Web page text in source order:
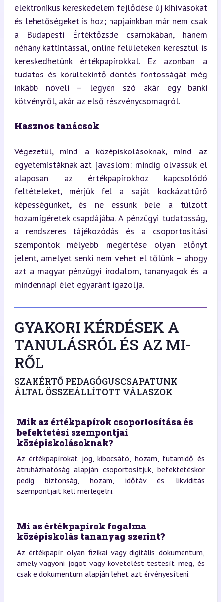
elektronikus kereskedelem fejlődése új kihívásokat
és lehetőségeket is hoz; napjainkban már nem csak
a Budapesti Értéktőzsde csarnokában, hanem
néhány kattintással, online felületeken keresztül is
kereskedhetünk értékpapírokkal. Ez azonban a
tudatos és körültekintő döntés fontosságát még
inkább növeli – legyen szó akár egy banki
kötvényről, akár az első részvénycsomagról.
Hasznos tanácsok
Végezetül, mind a középiskolásoknak, mind az
egyetemistáknak azt javaslom: mindig olvassuk el
alaposan az értékpapírokhoz kapcsolódó
feltételeket, mérjük fel a saját kockázattűrő
képességünket, és ne essünk bele a túlzott
hozamígéretek csapdájába. A pénzügyi tudatosság,
a rendszeres tájékozódás és a csoportosítási
szempontok mélyebb megértése olyan előnyt
jelent, amelyet senki nem vehet el tőlünk – ahogy
azt a magyar pénzügyi irodalom, tananyagok és a
mindennapi élet egyaránt igazolja.
GYAKORI KÉRDÉSEK A
TANULÁSRÓL ÉS AZ MI-
RŐL
SZAKÉRTŐ PEDAGÓGUSCSAPATUNK
ÁLTAL ÖSSZEÁLLÍTOTT VÁLASZOK
Mik az értékpapírok csoportosítása és
befektetési szempontjai
középiskolásoknak?
Az értékpapírokat jog, kibocsátó, hozam, futamidő és
átruházhatóság alapján csoportosítjuk, befektetéskor
pedig biztonság, hozam, időtáv és likviditás
szempontjait kell mérlegelni.
Mi az értékpapírok fogalma
középiskolás tananyag szerint?
Az értékpapír olyan fizikai vagy digitális dokumentum,
amely vagyoni jogot vagy követelést testesít meg, és
csak e dokumentum alapján lehet azt érvényesíteni.